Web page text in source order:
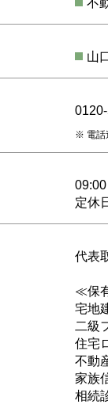
不
山
電話
定休
代表
≪保
宅地
二級
住宅
不動
家族
相続